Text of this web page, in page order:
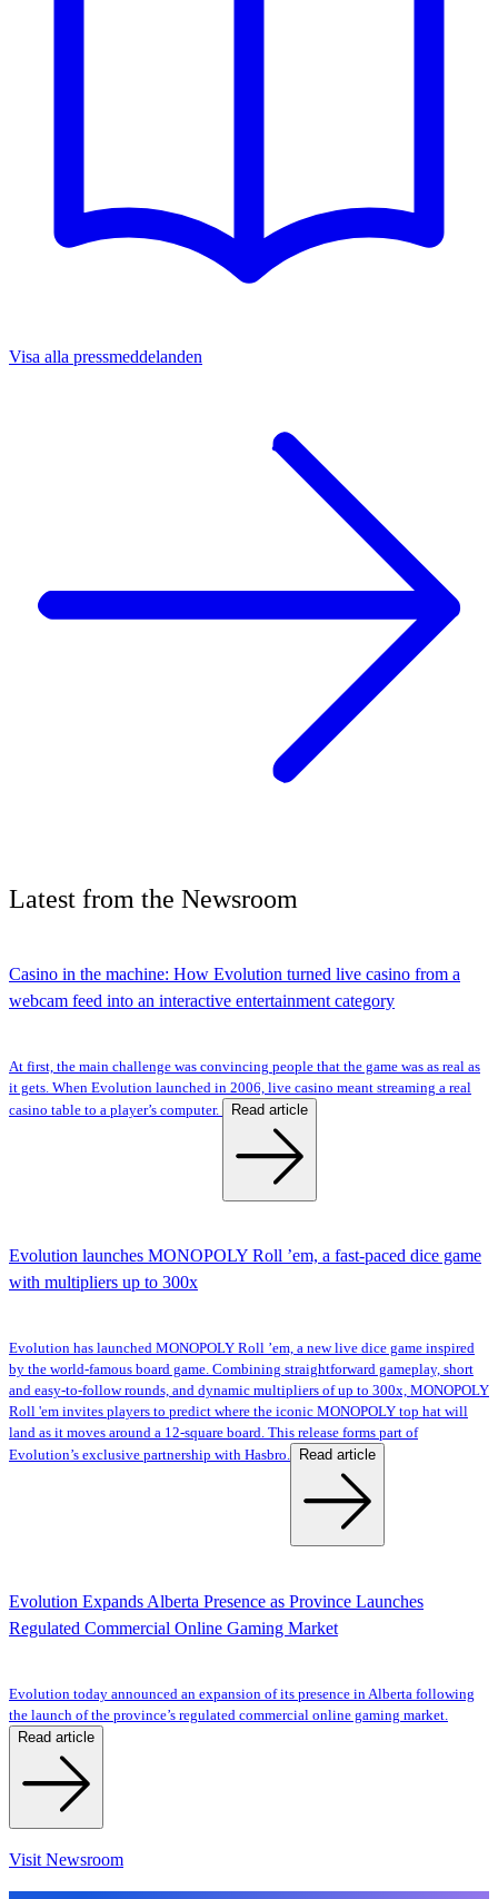
Visa alla pressmeddelanden
Latest from the Newsroom
Casino in the machine: How Evolution turned live casino from a
webcam feed into an interactive entertainment category
At first, the main challenge was convincing people that the game was as real as
it gets. When Evolution launched in 2006, live casino meant streaming a real
casino table to a player’s computer.
Read article
Evolution launches MONOPOLY Roll ’em, a fast-paced dice game
with multipliers up to 300x
Evolution has launched MONOPOLY Roll ’em, a new live dice game inspired
by the world-famous board game. Combining straightforward gameplay, short
and easy-to-follow rounds, and dynamic multipliers of up to 300x, MONOPOLY
Roll 'em invites players to predict where the iconic MONOPOLY top hat will
land as it moves around a 12-square board. This release forms part of
Evolution’s exclusive partnership with Hasbro.
Read article
Evolution Expands Alberta Presence as Province Launches
Regulated Commercial Online Gaming Market
Evolution today announced an expansion of its presence in Alberta following
the launch of the province’s regulated commercial online gaming market.
Read article
Visit Newsroom